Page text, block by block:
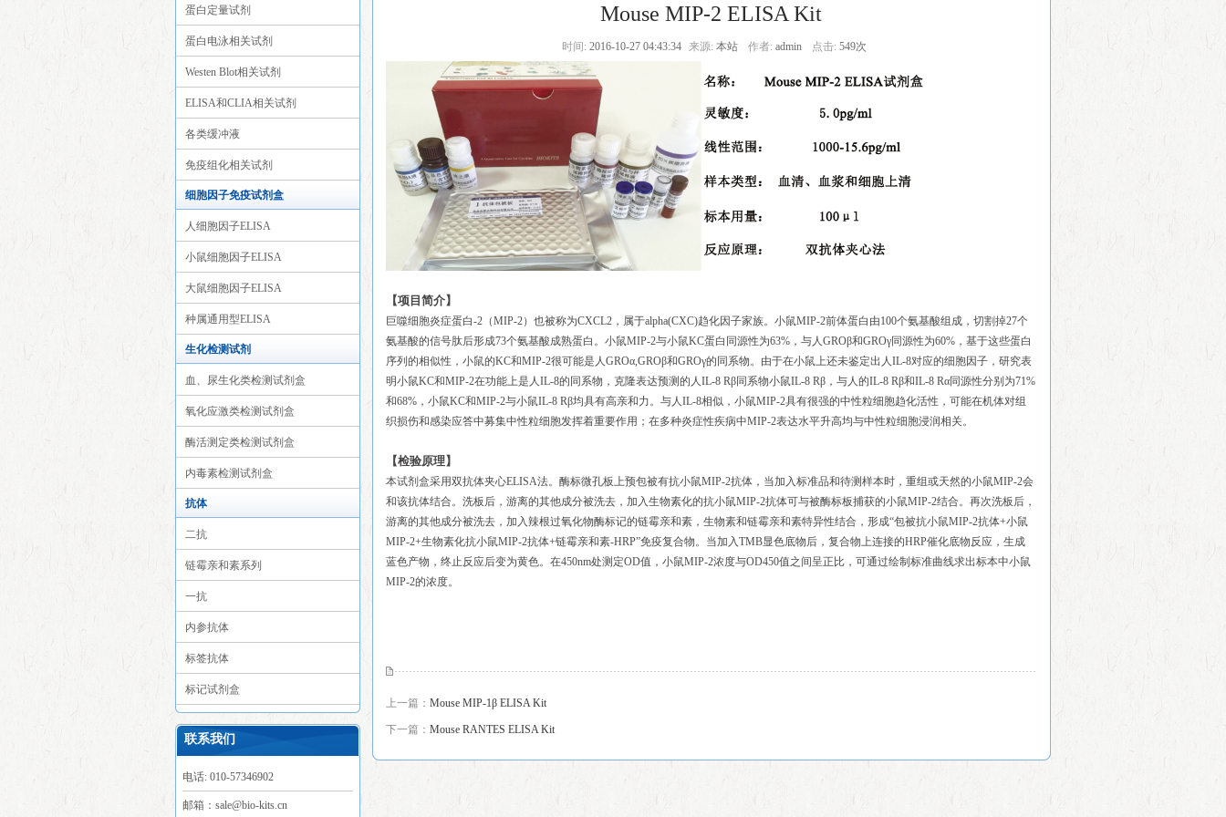
蛋白定量试剂
蛋白电泳相关试剂
Westen Blot相关试剂
ELISA和CLIA相关试剂
各类缓冲液
免疫组化相关试剂
细胞因子免疫试剂盒
人细胞因子ELISA
小鼠细胞因子ELISA
大鼠细胞因子ELISA
种属通用型ELISA
生化检测试剂
血、尿生化类检测试剂盒
氧化应激类检测试剂盒
酶活测定类检测试剂盒
内毒素检测试剂盒
抗体
二抗
链霉亲和素系列
一抗
内参抗体
标签抗体
标记试剂盒
联系我们
电话: 010-57346902
邮箱：sale@bio-kits.cn
Mouse MIP-2 ELISA Kit
时间: 2016-10-27 04:43:34 来源: 本站 作者: admin 点击: 549次
【项目简介】
巨噬细胞炎症蛋白-2（MIP-2）也被称为CXCL2，属于alpha(CXC)趋化因子家族。小鼠MIP-2前体蛋白由100个氨基酸组成，切割掉27个
氨基酸的信号肽后形成73个氨基酸成熟蛋白。小鼠MIP-2与小鼠KC蛋白同源性为63%，与人GROβ和GROγ同源性为60%，基于这些蛋白
序列的相似性，小鼠的KC和MIP-2很可能是人GROα,GROβ和GROγ的同系物。由于在小鼠上还未鉴定出人IL-8对应的细胞因子，研究表
明小鼠KC和MIP-2在功能上是人IL-8的同系物，克隆表达预测的人IL-8 Rβ同系物小鼠IL-8 Rβ，与人的IL-8 Rβ和IL-8 Rα同源性分别为71%
和68%，小鼠KC和MIP-2与小鼠IL-8 Rβ均具有高亲和力。与人IL-8相似，小鼠MIP-2具有很强的中性粒细胞趋化活性，可能在机体对组
织损伤和感染应答中募集中性粒细胞发挥着重要作用；在多种炎症性疾病中MIP-2表达水平升高均与中性粒细胞浸润相关。
【检验原理】
本试剂盒采用双抗体夹心ELISA法。酶标微孔板上预包被有抗小鼠MIP-2抗体，当加入标准品和待测样本时，重组或天然的小鼠MIP-2会
和该抗体结合。洗板后，游离的其他成分被洗去，加入生物素化的抗小鼠MIP-2抗体可与被酶标板捕获的小鼠MIP-2结合。再次洗板后，
游离的其他成分被洗去，加入辣根过氧化物酶标记的链霉亲和素，生物素和链霉亲和素特异性结合，形成“包被抗小鼠MIP-2抗体+小鼠
MIP-2+生物素化抗小鼠MIP-2抗体+链霉亲和素-HRP”免疫复合物。当加入TMB显色底物后，复合物上连接的HRP催化底物反应，生成
蓝色产物，终止反应后变为黄色。在450nm处测定OD值，小鼠MIP-2浓度与OD450值之间呈正比，可通过绘制标准曲线求出标本中小鼠
MIP-2的浓度。
上一篇： Mouse MIP-1β ELISA Kit
下一篇： Mouse RANTES ELISA Kit